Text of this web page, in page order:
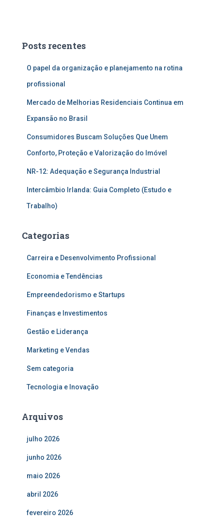
Posts recentes
O papel da organização e planejamento na rotina
profissional
Mercado de Melhorias Residenciais Continua em
Expansão no Brasil
Consumidores Buscam Soluções Que Unem
Conforto, Proteção e Valorização do Imóvel
NR-12: Adequação e Segurança Industrial
Intercâmbio Irlanda: Guia Completo (Estudo e
Trabalho)
Categorias
Carreira e Desenvolvimento Profissional
Economia e Tendências
Empreendedorismo e Startups
Finanças e Investimentos
Gestão e Liderança
Marketing e Vendas
Sem categoria
Tecnologia e Inovação
Arquivos
julho 2026
junho 2026
maio 2026
abril 2026
fevereiro 2026